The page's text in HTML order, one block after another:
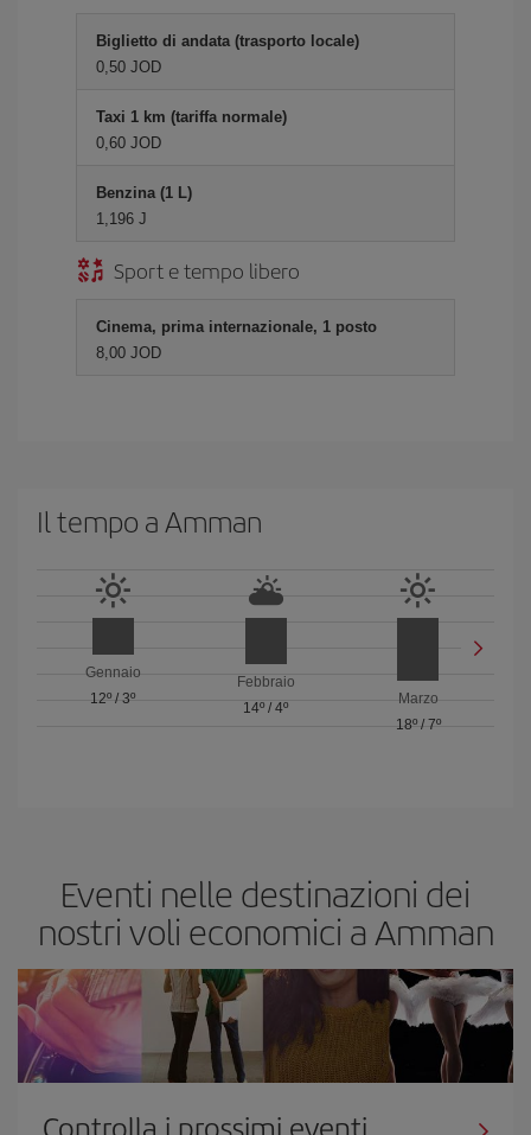
Biglietto di andata (trasporto locale)
0,50 JOD
Taxi 1 km (tariffa normale)
0,60 JOD
Benzina (1 L)
1,196 J
Sport e tempo libero
Cinema, prima internazionale, 1 posto
8,00 JOD
Il tempo a Amman
Gennaio
12º /3º
Febbraio
14º / 4º
Marzo
18º/ 7º
Eventi nelle destinazioni dei
nostri voli economici a Amman
Controlla i prossimi eventi